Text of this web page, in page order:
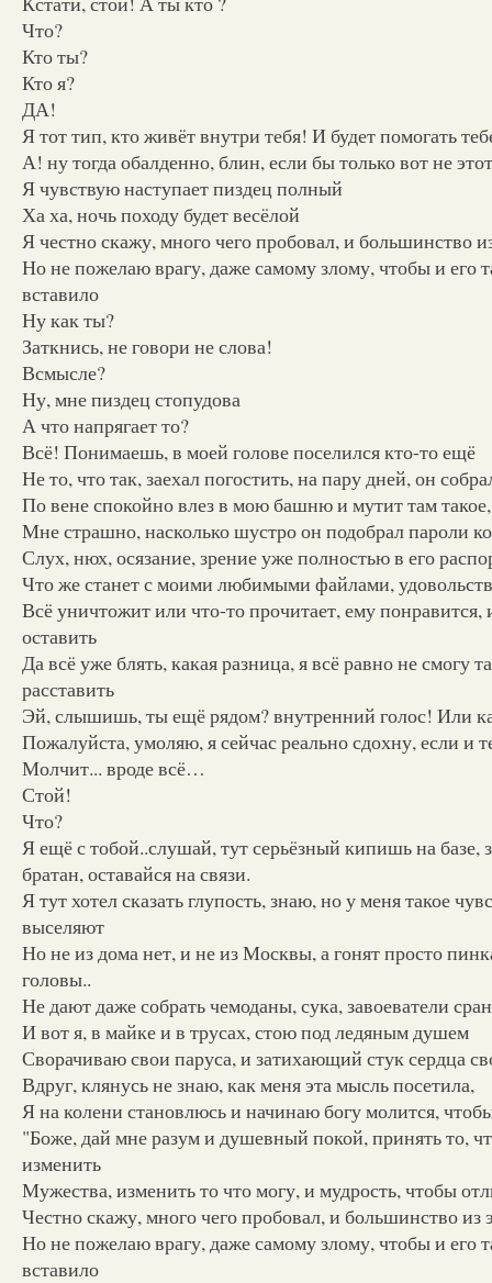
Что?
Кто ты?
Кто я?
ДА!
Я тот тип, кто живёт внутри тебя! И будет помогать
А! ну тогда обалденно, блин, если бы только вот не
Я чувствую наступает пиздец полный
Ха ха, ночь походу будет весёлой
Я честно скажу, много чего пробовал, и большинство
Но не пожелаю врагу, даже самому злому, чтобы и его
вставило
Ну как ты?
Заткнись, не говори не слова!
Всмысле?
Ну, мне пиздец стопудова
А что напрягает то?
Всё! Понимаешь, в моей голове поселился кто-то ещё
Не то, что так, заехал погостить, на пару дней, он
По вене спокойно влез в мою башню и мутит там
Мне страшно, насколько шустро он подобрал пароли
Слух, нюх, осязание, зрение уже полностью в его
Что же станет с моими любимыми файлами,
Всё уничтожит или что-то прочитает, ему понравится,
оставить
Да всё уже блять, какая разница, я всё равно не смогу
расставить
Эй, слышишь, ты ещё рядом? внутренний голос! Или
Пожалуйста, умоляю, я сейчас реально сдохну, если и
Молчит... вроде всё…
Стой!
Что?
Я ещё с тобой..слушай, тут серьёзный кипишь на базе,
братан, оставайся на связи.
Я тут хотел сказать глупость, знаю, но у меня такое
выселяют
Но не из дома нет, и не из Москвы, а гонят просто
головы..
Не дают даже собрать чемоданы, сука, завоеватели
И вот я, в майке и в трусах, стою под ледяным душем
Сворачиваю свои паруса, и затихающий стук сердца
Вдруг, клянусь не знаю, как меня эта мысль посетила,
Я на колени становлюсь и начинаю богу молится,
"Боже, дай мне разум и душевный покой, принять то,
изменить
Мужества, изменить то что могу, и мудрость, чтобы
Честно скажу, много чего пробовал, и большинство из
Но не пожелаю врагу, даже самому злому, чтобы и его
вставило